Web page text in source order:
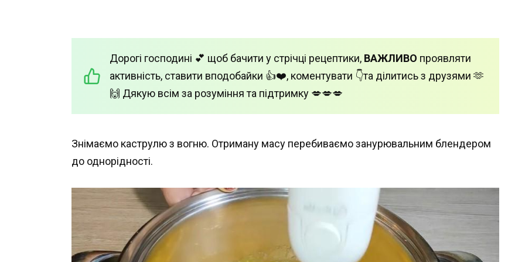
Дорогі господині 💕 щоб бачити у стрічці рецептики, ВАЖЛИВО проявляти
активність, ставити вподобайки 👍❤️, коментувати 👇та ділитись з друзями 🫶
🙌 Дякую всім за розуміння та підтримку 💋💋💋
Знімаємо каструлю з вогню. Отриману масу перебиваємо занурювальним блендером
до однорідності.